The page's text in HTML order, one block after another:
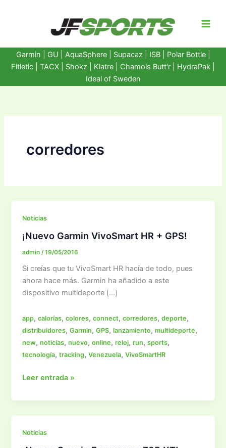
Garmin GU AquaSphere| Supacaz | ISB | Polar Bottle|
Fitletic
TACX Shokz Klatre Chamois Butt'r HydraPak
Ideal of Sweden
corredores
Noticias
¡Nuevo Garmin VivoSmart HR + GPS!
admin /19/05/2016
Si creías que tu VivoSmart HR hacía de todo, pues
ahora hace más. Garmin ha añadido a este
dispositivo multideporte […]
app,calorías,colores,connect,corredores,deporte,
distribuidores,Garmin,GPS,lanzamiento,multideporte,
new,noticias,nuevo,online,reloj,run,sports,
tecnología,tracking,Venezuela,VivoSmartHR
¡Nuevo
VivoSmart
HR
GPS!
Leer entrada »
Noticias